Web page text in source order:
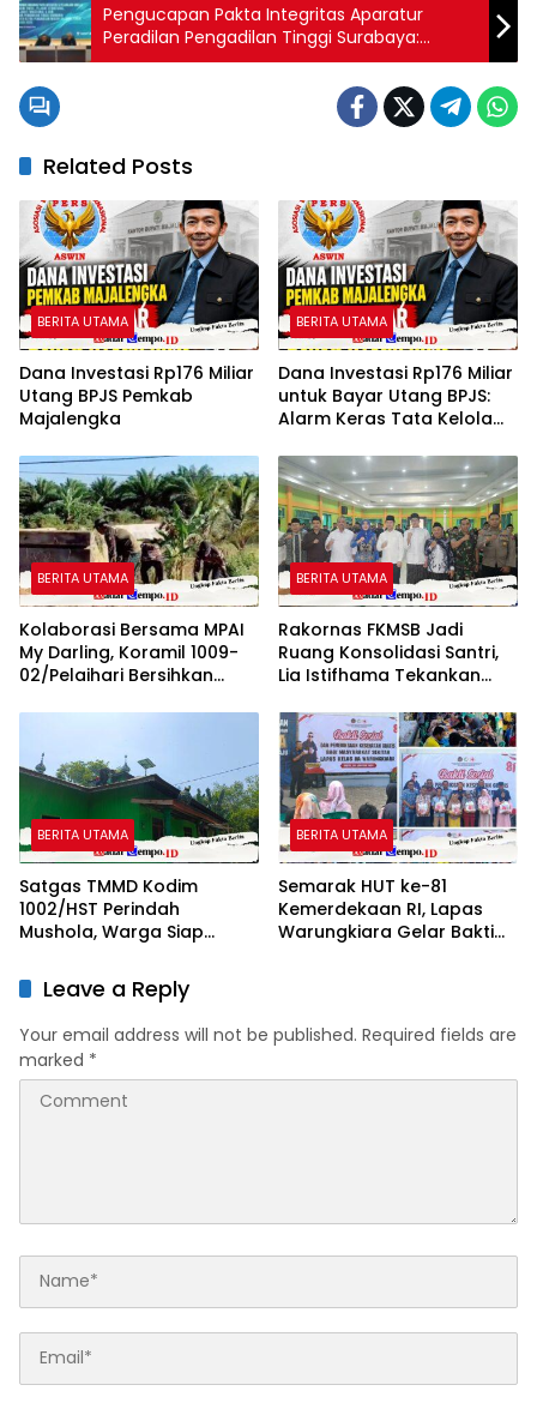
Pengucapan Pakta Integritas Aparatur
Peradilan Pengadilan Tinggi Surabaya:
Komitmen Menuju Peradilan Bersih dan
Related Posts
BERITA UTAMA
Dana Investasi Rp176 Miliar
Utang BPJS Pemkab
Majalengka
BERITA UTAMA
Dana Investasi Rp176 Miliar
untuk Bayar Utang BPJS:
Alarm Keras Tata Kelola
Majalengka Oleh: Aceng
Syamsul Hadie (ASH)
BERITA UTAMA
Kolaborasi Bersama MPAI
My Darling, Koramil 1009-
02/Pelaihari Bersihkan
Atu-Atu
BERITA UTAMA
Rakornas FKMSB Jadi
Ruang Konsolidasi Santri,
Lia Istifhama Tekankan
Muda
BERITA UTAMA
Satgas TMMD Kodim
1002/HST Perindah
Mushola, Warga Siap
Lebih Nyaman
BERITA UTAMA
Semarak HUT ke-81
Kemerdekaan RI, Lapas
Warungkiara Gelar Bakti
Leave a Reply
Your email address will not be published. Required fields are
marked *